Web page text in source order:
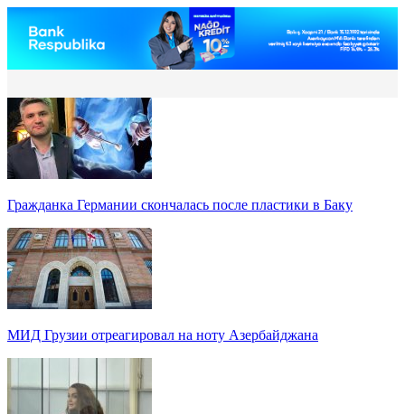
Гражданка Германии скончалась после пластики в Баку
МИД Грузии отреагировал на ноту Азербайджана